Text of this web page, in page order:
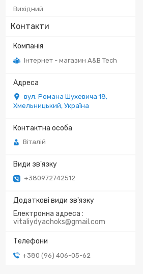
Вихідний
Контакти
Інтернет - магазин A&B Tech
вул. Романа Шухевича 18,
Хмельницький, Україна
Віталій
+380972742512
Електронна адреса
vitaliydyachoks@gmail.com
+380 (96) 406-05-62